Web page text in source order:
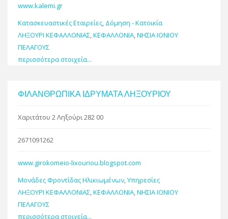
www.kalemi.gr
Κατασκευαστικές Εταιρείες, Δόμηση - Κατοικία
ΛΗΞΟΥΡΙ ΚΕΦΑΛΛΟΝΙΑΣ,ΚΕΦΑΛΛΟΝΙΑ,ΝΗΣΙΑ ΙΟΝΙΟΥ
ΠΕΛΑΓΟΥΣ
περισσότερα στοιχεία...
ΦΙΛΑΝΘΡΩΠΙΚΑ ΙΔΡΥΜΑΤΑ ΛΗΞΟΥΡΙΟΥ
Χαριτάτου 2 Ληξούρι 282 00
2671091262
www.girokomeio-lixouriou.blogspot.com
Μονάδες Φροντίδας Ηλικιωμένων,Υπηρεσίες
ΛΗΞΟΥΡΙ ΚΕΦΑΛΛΟΝΙΑΣ,ΚΕΦΑΛΛΟΝΙΑ,ΝΗΣΙΑ ΙΟΝΙΟΥ
ΠΕΛΑΓΟΥΣ
περισσότερα στοιχεία...